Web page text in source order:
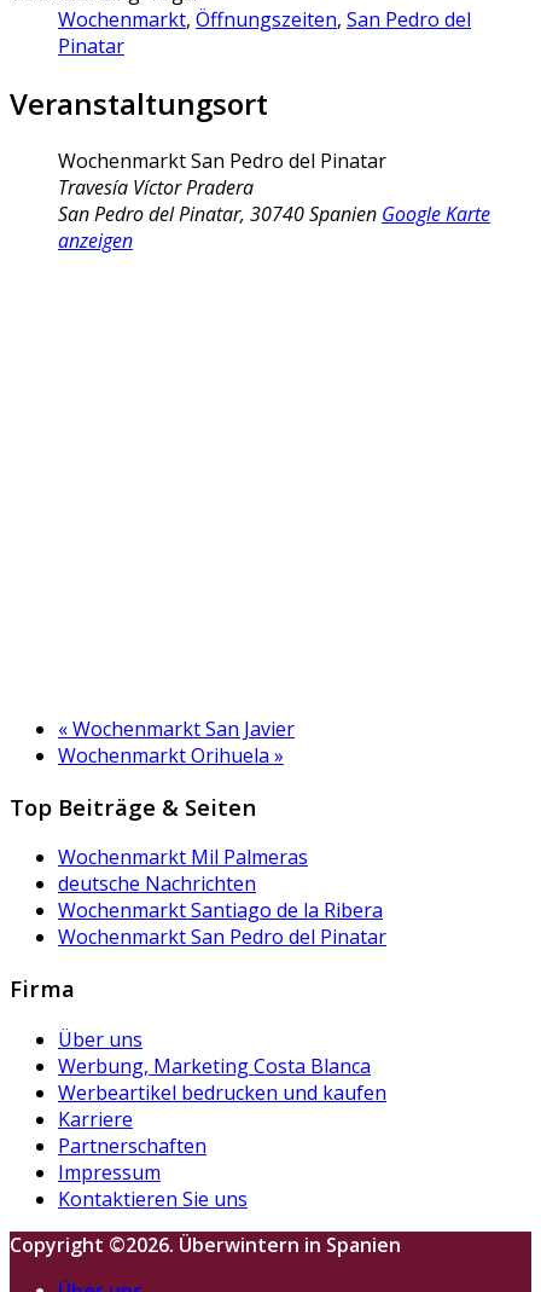
Wochenmarkt, Öffnungszeiten, San Pedro del
Pinatar
Veranstaltungsort
Wochenmarkt San Pedro del Pinatar
Travesía Víctor Pradera
San Pedro del Pinatar, 30740Spanien Google Karte
anzeigen
«Wochenmarkt San Javier
Wochenmarkt Orihuela »
Top Beiträge & Seiten
Wochenmarkt Mil Palmeras
deutsche Nachrichten
Wochenmarkt Santiago de la Ribera
Wochenmarkt San Pedro del Pinatar
Firma
Über uns
Werbung, Marketing Costa Blanca
Werbeartikel bedrucken und kaufen
Karriere
Partnerschaften
Impressum
Kontaktieren Sie uns
Copyright ©2026. Überwintern in Spanien